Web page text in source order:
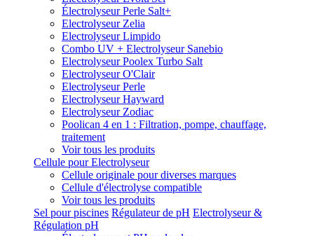
Électrolyseur Perle Salt+
Electrolyseur Zelia
Electrolyseur Limpido
Combo UV + Electrolyseur Sanebio
Electrolyseur Poolex Turbo Salt
Electrolyseur O'Clair
Electrolyseur Perle
Electrolyseur Hayward
Electrolyseur Zodiac
Poolican 4 en 1 : Filtration, pompe, chauffage,
traitement
Voir tous les produits
Cellule pour Electrolyseur
Cellule originale pour diverses marques
Cellule d'électrolyse compatible
Voir tous les produits
Sel pour piscines Régulateur de pH Electrolyseur &
Régulation pH